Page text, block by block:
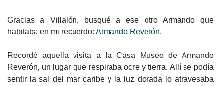
Gracias a Villalón, busqué a ese otro Armando que
habitaba en mi recuerdo: Armando Reverón.
Recordé aquella visita a la Casa Museo de Armando
Reverón, un lugar que respiraba ocre y tierra. Allí se podía
sentir la sal del mar caribe y la luz dorada lo atravesaba